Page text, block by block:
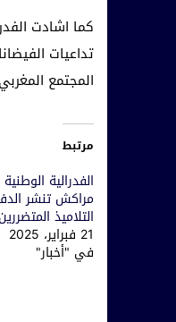
كما اشادت
تداعيات
المجتمع
مرتبط
الفدرالية
مراكش تنشر
التلاميذ
21 فبراير، 2025
في "أخبار"